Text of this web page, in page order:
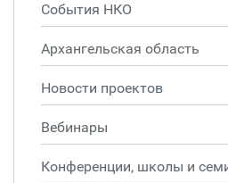
События НКО
Архангельская область
Новости проектов
Вебинары
Конференции, школы и